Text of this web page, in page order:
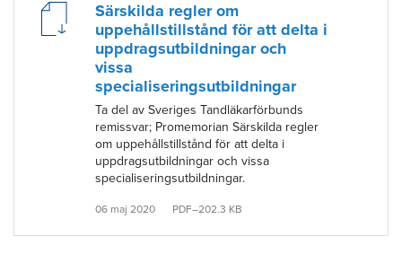
Särskilda regler om
uppehållstillstånd för att delta i
uppdragsutbildningar och
vissa
specialiseringsutbildningar
Ta del av Sveriges Tandläkarförbunds
remissvar; Promemorian Särskilda regler
om uppehållstillstånd för att delta i
uppdragsutbildningar och vissa
specialiseringsutbildningar.
06 maj 2020 PDF–202.3 KB